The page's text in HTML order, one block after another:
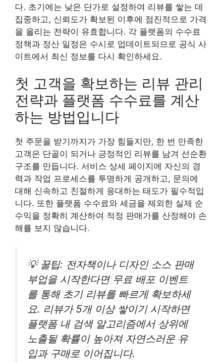
다. 초기에는 낮은 단가로 설정하여 리뷰를 쌓는 데
집중하고, 신뢰도가 확보된 이후에 점진적으로 가격
을 올리는 전략이 유효합니다. 각 플랫폼의 수수료
정책과 정산 일정은 수시로 업데이트되므로 공식 사
이트에서 최신 정보를 다시 확인하세요.
첫 고객을 확보하는 리뷰 관리
전략과 플랫폼 수수료를 계산
하는 방법입니다
첫 주문을 받기까지가 가장 힘들지만, 한 번 만족한
고객은 단골이 되거나 긍정적인 리뷰를 남겨 선순환
구조를 만듭니다. 서비스 상세 페이지에 자신의 경
력과 작업 프로세스를 투명하게 공개하고, 문의에
대해 신속하고 친절하게 응대하는 태도가 필수적입
니다. 또한 플랫폼 수수료와 세금을 제외한 실제 순
수익을 정확히 계산하여 적정 판매가를 산정해야 손
해를 보지 않습니다.
💡 꿀팁: 전자책이나 디자인 소스 판매
부업을 시작한다면 무료 배포 이벤트
를 통해 초기 리뷰를 빠르게 확보하세
요. 리뷰가 5개 이상 쌓이기 시작하면
플랫폼 내 검색 알고리즘에서 상위에
노출될 확률이 높아져 자연스러운 유
입과 구매로 이어집니다.